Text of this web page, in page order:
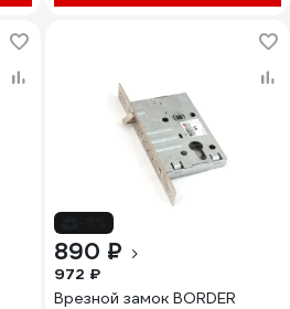
890 ₽
972 ₽
Врезной замок BORDER